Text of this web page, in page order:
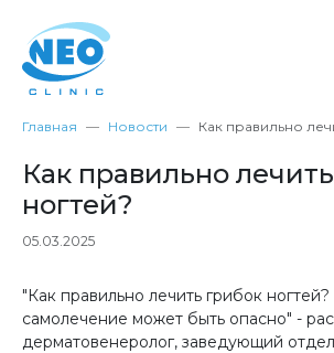
Главная Новости Как правильно
Как правильно
ногтей?
05.03.2025
"Как правильно лечить грибок
самолечение может быть опасно" -
дерматовенеролог, заведующий